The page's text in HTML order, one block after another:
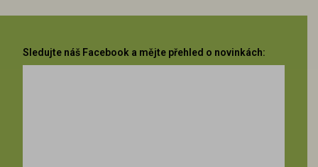
Sledujte náš Facebook a mějte přehled o novinkách: